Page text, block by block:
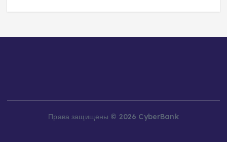
Права защищены © 2026 CyberBank